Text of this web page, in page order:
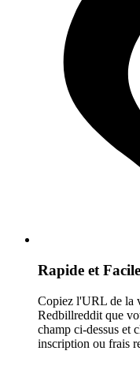
Rapide et Facile
Copiez l'URL de la
Redbillreddit que
champ ci-dessus et
inscription ou frais